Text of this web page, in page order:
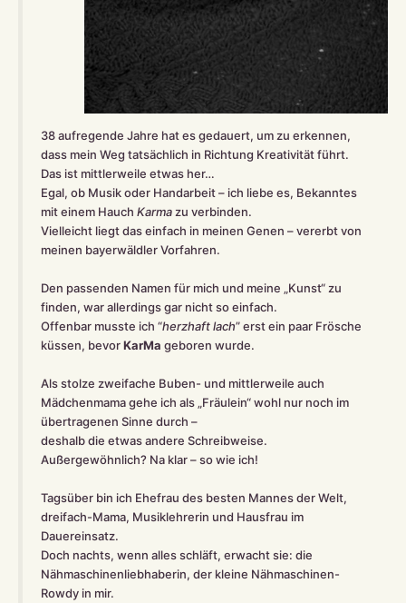
38 aufregende Jahre hat es gedauert, um zu erkennen,
dass mein Weg tatsächlich in Richtung Kreativität führt.
Das ist mittlerweile etwas her…
Egal, ob Musik oder Handarbeit – ich liebe es, Bekanntes
mit einem Hauch Karma zu verbinden.
Vielleicht liegt das einfach in meinen Genen – vererbt von
meinen bayerwäldler Vorfahren.
Den passenden Namen für mich und meine „Kunst“ zu
finden, war allerdings gar nicht so einfach.
Offenbar musste ich “herzhaft lach” erst ein paar Frösche
küssen, bevorKarMa geboren wurde.
Als stolze zweifache Buben- und mittlerweile auch
Mädchenmama gehe ich als „Fräulein“ wohl nur noch im
übertragenen Sinne durch –
deshalb die etwas andere Schreibweise.
Außergewöhnlich? Na klar – so wie ich!
Tagsüber bin ich Ehefrau des besten Mannes der Welt,
dreifach-Mama, Musiklehrerin und Hausfrau im
Dauereinsatz.
Doch nachts, wenn alles schläft, erwacht sie: die
Nähmaschinenliebhaberin, der kleine Nähmaschinen-
Rowdy in mir.